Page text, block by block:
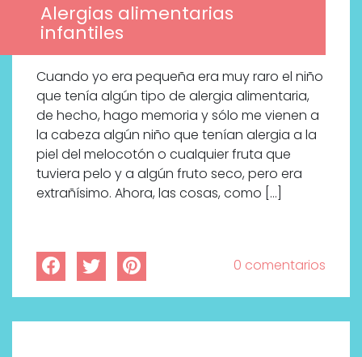
Alergias alimentarias
infantiles
Cuando yo era pequeña era muy raro el niño
que tenía algún tipo de alergia alimentaria,
de hecho, hago memoria y sólo me vienen a
la cabeza algún niño que tenían alergia a la
piel del melocotón o cualquier fruta que
tuviera pelo y a algún fruto seco, pero era
extrañísimo. Ahora, las cosas, como […]
0 comentarios